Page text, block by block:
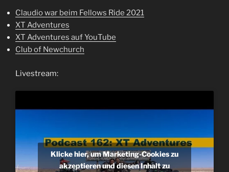
Claudio war beim Fellows Ride 2021
XT Adventures
XT Adventures auf YouTube
Club of Newchurch
Livestream:
Klicke hier, um Marketing-Cookies zu
akzeptieren und diesen Inhalt zu